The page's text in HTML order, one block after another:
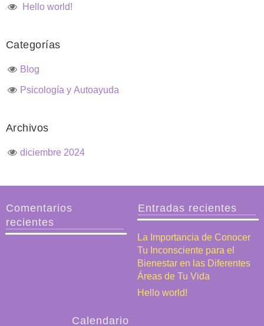
Hello world!
Categorías
Blog
Psicología y Autoayuda
Archivos
diciembre 2024
Comentarios
recientes
Entradas recientes
La Importancia de Conocer
Tu Inconsciente para el
Bienestar en las Diferentes
Áreas de Tu Vida
Hello world!
Calendario